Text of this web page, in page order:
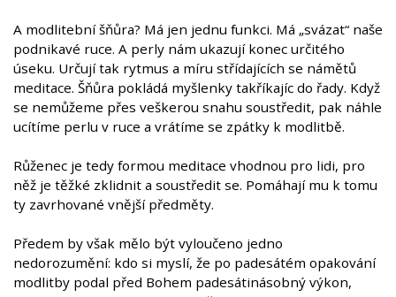
A modlitební šňůra? Má jen jednu funkci. Má „svázat“ naše
podnikavé ruce. A perly nám ukazují konec určitého
úseku. Určují tak rytmus a míru střídajících se námětů
meditace. Šňůra pokládá myšlenky takříkajíc do řady. Když
se nemůžeme přes veškerou snahu soustředit, pak náhle
ucítíme perlu v ruce a vrátíme se zpátky k modlitbě.
Růženec je tedy formou meditace vhodnou pro lidi, pro
něž je těžké zklidnit a soustředit se. Pomáhají mu k tomu
ty zavrhované vnější předměty.
Předem by však mělo být vyloučeno jedno
nedorozumění: kdo si myslí, že po padesátém opakování
modlitby podal před Bohem padesátinásobný výkon,